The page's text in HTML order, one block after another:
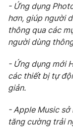
Video
VTV Sức khoẻ
Thị trường 24h
- Ứng dụng
hơn, giúp người
thông qua các
người dùng
- Ứng dụng mới
các thiết bị tự
giản.
- Apple Music
tăng cường trải